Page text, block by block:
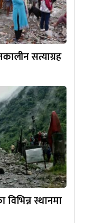
सत्याग्रह
स्थानमा